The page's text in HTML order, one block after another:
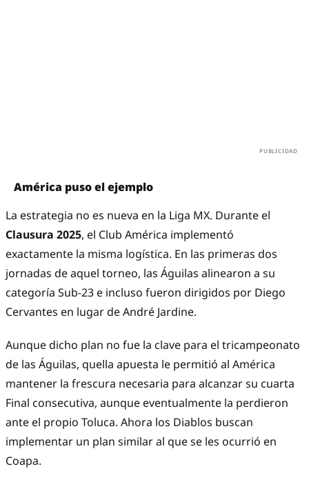
América puso el ejemplo
La estrategia no es nueva en la Liga MX. Durante el
Clausura 2025, el Club América implementó
exactamente la misma logística. En las primeras dos
jornadas de aquel torneo, las Águilas alinearon a su
categoría Sub-23 e incluso fueron dirigidos por Diego
Cervantes en lugar de André Jardine.
Aunque dicho plan no fue la clave para el tricampeonato
de las Águilas, quella apuesta le permitió al América
mantener la frescura necesaria para alcanzar su cuarta
Final consecutiva, aunque eventualmente la perdieron
ante el propio Toluca. Ahora los Diablos buscan
implementar un plan similar al que se les ocurrió en
Coapa.